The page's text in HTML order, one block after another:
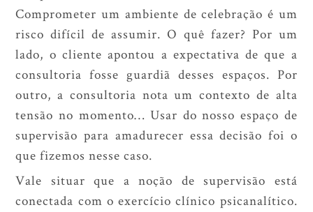
Comprometer um ambiente de celebração é um
risco difícil de assumir. O quê fazer? Por um
lado, o cliente apontou a expectativa de que a
consultoria fosse guardiã desses espaços. Por
outro, a consultoria nota um contexto de alta
tensão no momento… Usar do nosso espaço de
supervisão para amadurecer essa decisão foi o
que fizemos nesse caso.
Vale situar que a noção de supervisão está
conectada com o exercício clínico psicanalítico.